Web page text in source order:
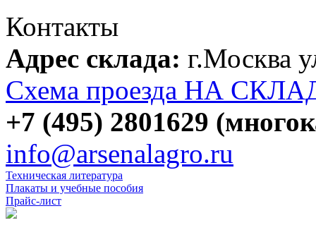
Контакты
Адрес склада: г.Москва
Схема проезда НА
+7 (495) 2801629
info@arsenalagro.ru
Техническая литература
Плакаты и учебные пособия
Прайс-лист